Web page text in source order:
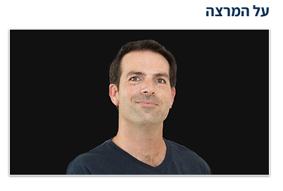
על המרצה